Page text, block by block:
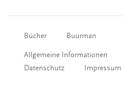
Bücher Buurman
Allgemeine Informationen
Datenschutz
Impressum